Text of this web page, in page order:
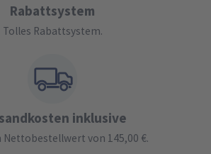
Rabattsystem
Tolles Rabattsystem.
inklusive
Nettobestellwert von 145,00 €.